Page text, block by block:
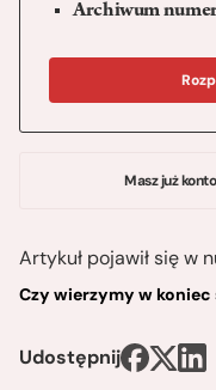
Archiwum
Masz już
Artykuł pojawił się w
Czy wierzymy w koniec
Udostępnij